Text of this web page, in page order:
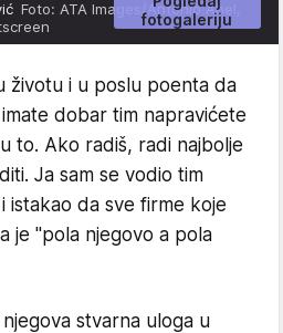
fotogaleriju
Foto: ATA Images/Antonio Ahel,
životu i u poslu poenta da
dobar tim napravićete
to. Ako radiš, radi najbolje
Ja sam se vodio tim
istakao da sve firme koje
je "pola njegovo a pola
stvarna uloga u